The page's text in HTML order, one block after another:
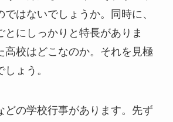
はないでしょうか。同時に、
とにしっかりと特長がありま
高校はどこなのか。それを見極
ょう。
どの学校行事があります。先ず